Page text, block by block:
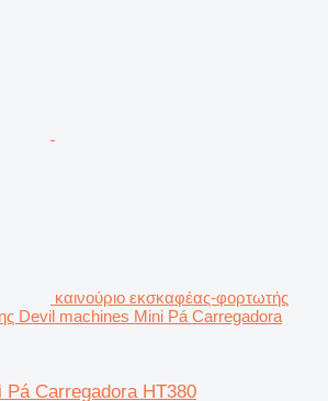
καινούριο εκσκαφέας-φορτωτής
Devil machines Mini Pá Carregadora
Carregadora HT380